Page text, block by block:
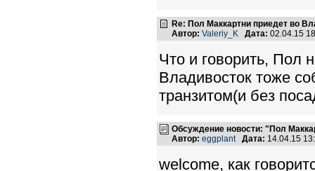
Re: Пол Маккартни приедет во
Автор: Valeriy_K Дата: 02.04.15
Что и говорить, Пол
Владивосток тоже
транзитом(и без
Обсуждение новости: "Пол
Автор: eggplant Дата: 14.04.15
welcome, как